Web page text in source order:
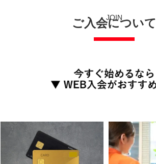
JOIN
ご入会について